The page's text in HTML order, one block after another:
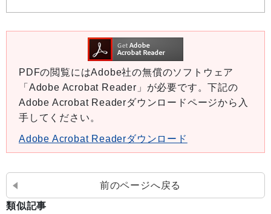
PDFの閲覧にはAdobe社の無償のソフトウェア
「Adobe Acrobat Reader」が必要です。下記の
Adobe Acrobat Readerダウンロードページから入
手してください。
Adobe Acrobat Readerダウンロード
前のページへ戻る
類似記事